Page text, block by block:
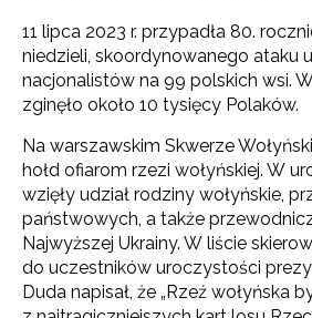
11 lipca 2023 r. przypadła 80.
niedzieli, skoordynowanego ataku
nacjonalistów na 99 polskich wsi.
zginęło około 10 tysięcy Polaków.
Na warszawskim Skwerze
hołd ofiarom rzezi wołyńskiej. W
wzięły udział rodziny wołyńskie,
państwowych, a także
Najwyższej Ukrainy. W liście
do uczestników uroczystości
Duda napisał, że „Rzeź wołyńska